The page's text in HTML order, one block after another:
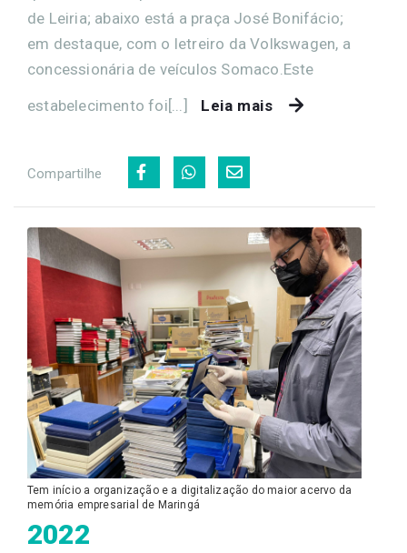
de Leiria; abaixo está a praça José Bonifácio;
em destaque, com o letreiro da Volkswagen, a
concessionária de veículos Somaco.Este
estabelecimento foi[...]
Leia mais
Compartilhe
Tem início a organização e a digitalização do maior acervo da
memória empresarial de Maringá
2022